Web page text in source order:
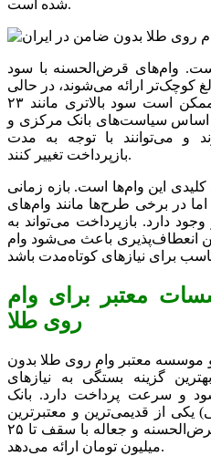
شده است.
وام‌های قرض‌الحسنه با سود
برای مبالغ کوچک‌تر ارائه می‌شوند، در حالی
که وام‌های جعاله یا قراردادی ممکن است سود بالاتری مانند ۲۳
اساس سیاست‌های بانک مرکزی و
و می‌توانند با توجه به مدت
بازپرداخت تغییر کنند.
این وام‌ها است. بازه زمانی
سال) است، اما در برخی طرح‌ها مانند وام‌های
۳ تا ۶ ماهه نیز وجود دارد. بازپرداخت می‌تواند به
انعطاف‌پذیری باعث می‌شود وام
معتبر برای وام
روی طلا
و موسسه معتبر وام روی طلا بدون
گزینه بستگی به نیازهای
و سرعت پرداخت دارد. بانک
یکی از قدیمی‌ترین و معتبرترین
ارائه‌دهندگان است که وام‌های قرض‌الحسنه و جعاله با سقف تا ۲۵
میلیون تومان ارائه می‌دهد.